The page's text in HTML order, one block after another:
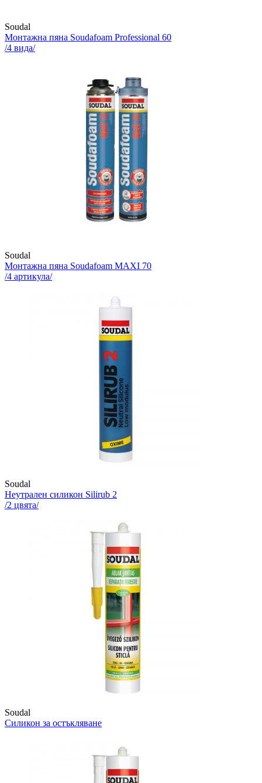
Soudal
Монтажна пяна Soudafoam Professional 60
/4 вида/
Soudal
Монтажна пяна Soudafoam MAXI 70
/4 артикула/
Soudal
Неутрален силикон Silirub 2
/2 цвята/
Soudal
Силикон за остъкляване